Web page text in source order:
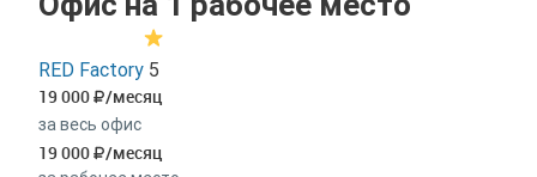
RED Factory 5
19 000 /месяц
за весь офис
19 000 /месяц